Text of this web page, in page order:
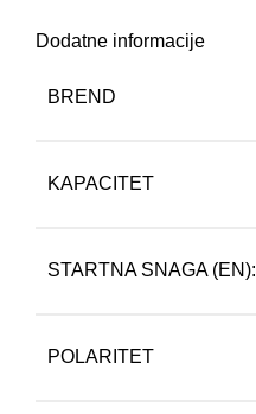
Dodatne informacije
BREND
KAPACITET
STARTNA SNAGA (EN):
POLARITET